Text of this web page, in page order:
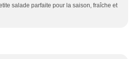
salade parfaite pour la saison, fraîche et